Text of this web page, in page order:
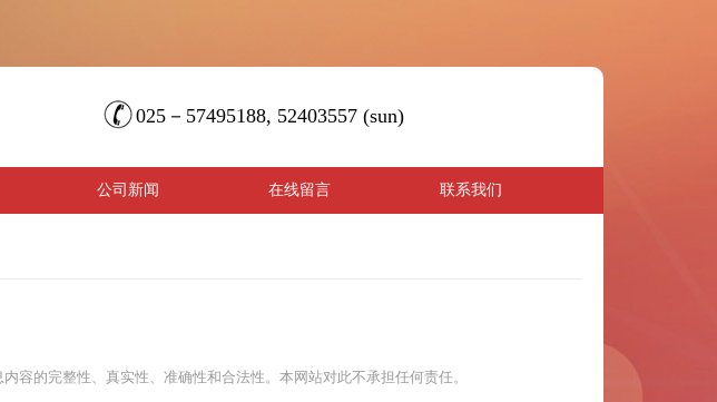
025－57495188, 52403557 (sun)
公司新闻 在线留言 联系我们
容的完整性、真实性、准确性和合法性。本网站对此不承担任何责任。